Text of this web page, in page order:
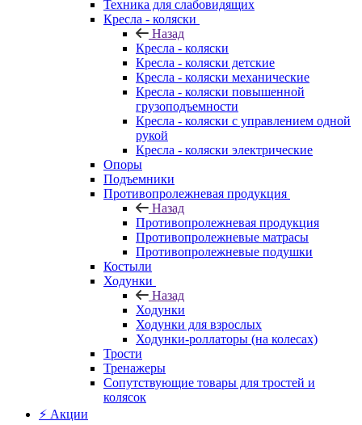
Техника для слабовидящих
Кресла - коляски
Назад
Кресла - коляски
Кресла - коляски детские
Кресла - коляски механические
Кресла - коляски повышенной
грузоподъемности
Кресла - коляски с управлением одной
рукой
Кресла - коляски электрические
Опоры
Подъемники
Противопролежневая продукция
Назад
Противопролежневая продукция
Противопролежневые матрасы
Противопролежневые подушки
Костыли
Ходунки
Назад
Ходунки
Ходунки для взрослых
Ходунки-роллаторы (на колесах)
Трости
Тренажеры
Сопутствующие товары для тростей и
колясок
⚡ Акции